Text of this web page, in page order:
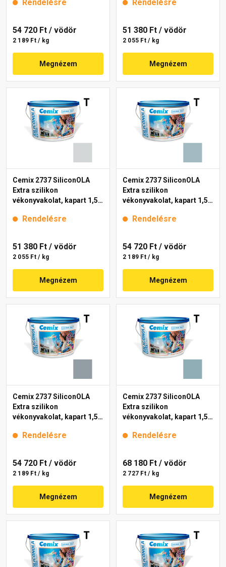
Rendelésre
54 720 Ft / vödör
2 189 Ft / kg
Megnézem
Rendelésre
51 380 Ft / vödör
2 055 Ft / kg
Megnézem
Cemix 2737 SiliconOLA
Extra szilikon
vékonyvakolat, kapart 1,5
Rendelésre
51 380 Ft / vödör
2 055 Ft / kg
Megnézem
Cemix 2737 SiliconOLA
Extra szilikon
vékonyvakolat, kapart 1,5
Rendelésre
54 720 Ft / vödör
2 189 Ft / kg
Megnézem
Cemix 2737 SiliconOLA
Extra szilikon
vékonyvakolat, kapart 1,5
Rendelésre
54 720 Ft / vödör
2 189 Ft / kg
Megnézem
Cemix 2737 SiliconOLA
Extra szilikon
vékonyvakolat, kapart 1,5
Rendelésre
68 180 Ft / vödör
2 727 Ft / kg
Megnézem